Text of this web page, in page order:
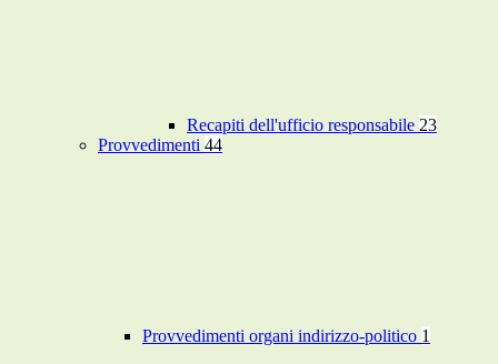
Recapiti dell'ufficio responsabile 23
Provvedimenti 44
Provvedimenti organi indirizzo-politico 1